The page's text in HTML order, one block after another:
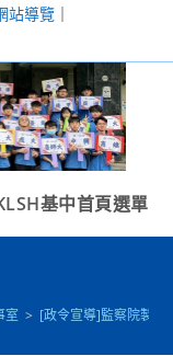
站導覽｜
基中首頁選單
室 > [政令宣導]監察院製作